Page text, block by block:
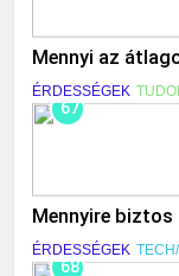
Mennyi az
ÉRDESSÉGEK
67
Mennyire
ÉRDESSÉGEK
68